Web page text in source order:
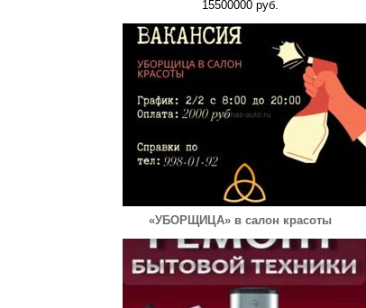
15500000 руб.
«УБОРЩИЦА» в салон красоты